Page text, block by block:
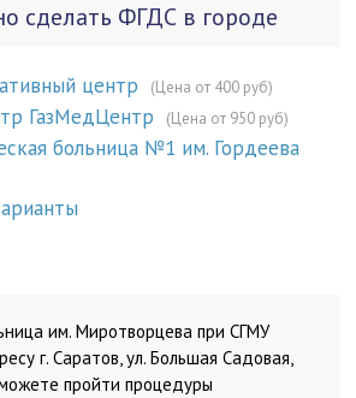
сделать ФГДС в городе
центр (Цена от 400 руб)
ГазМедЦентр (Цена от 950 руб)
больница №1 им. Гордеева
им. Миротворцева при СГМУ
г. Саратов, ул. Большая Садовая,
пройти процедуры